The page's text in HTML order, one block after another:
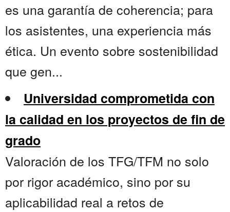
es una garantía de coherencia; para
los asistentes, una experiencia más
ética. Un evento sobre sostenibilidad
que gen...
Universidad comprometida con
la calidad en los proyectos de fin de
grado
Valoración de los TFG/TFM no solo
por rigor académico, sino por su
aplicabilidad real a retos de